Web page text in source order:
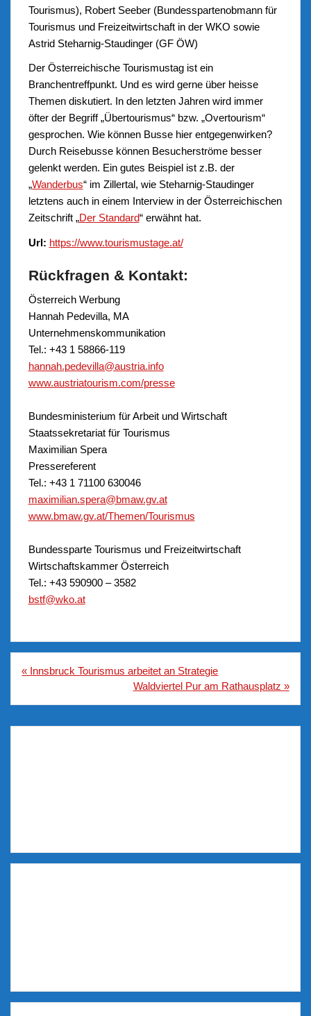
Tourismus), Robert Seeber (Bundesspartenobmann für
Tourismus und Freizeitwirtschaft in der WKO sowie
Astrid Steharnig-Staudinger (GF ÖW)
Der Österreichische Tourismustag ist ein
Branchentreffpunkt. Und es wird gerne über heisse
Themen diskutiert. In den letzten Jahren wird immer
öfter der Begriff „Übertourismus“ bzw. „Overtourism“
gesprochen. Wie können Busse hier entgegenwirken?
Durch Reisebusse können Besucherströme besser
gelenkt werden. Ein gutes Beispiel ist z.B. der
„Wanderbus“ im Zillertal, wie Steharnig-Staudinger
letztens auch in einem Interview in der Österreichischen
Zeitschrift „Der Standard“ erwähnt hat.
Url: https://www.tourismustage.at/
Rückfragen & Kontakt:
Österreich Werbung
Hannah Pedevilla, MA
Unternehmenskommunikation
Tel.: +43 1 58866-119
hannah.pedevilla@austria.info
www.austriatourism.com/presse
Bundesministerium für Arbeit und Wirtschaft
Staatssekretariat für Tourismus
Maximilian Spera
Pressereferent
Tel.: +43 1 71100 630046
maximilian.spera@bmaw.gv.at
www.bmaw.gv.at/Themen/Tourismus
Bundessparte Tourismus und Freizeitwirtschaft
Wirtschaftskammer Österreich
Tel.: +43 590900 – 3582
bstf@wko.at
Beitragsnavigation
« Innsbruck Tourismus arbeitet an Strategie
Waldviertel Pur am Rathausplatz »